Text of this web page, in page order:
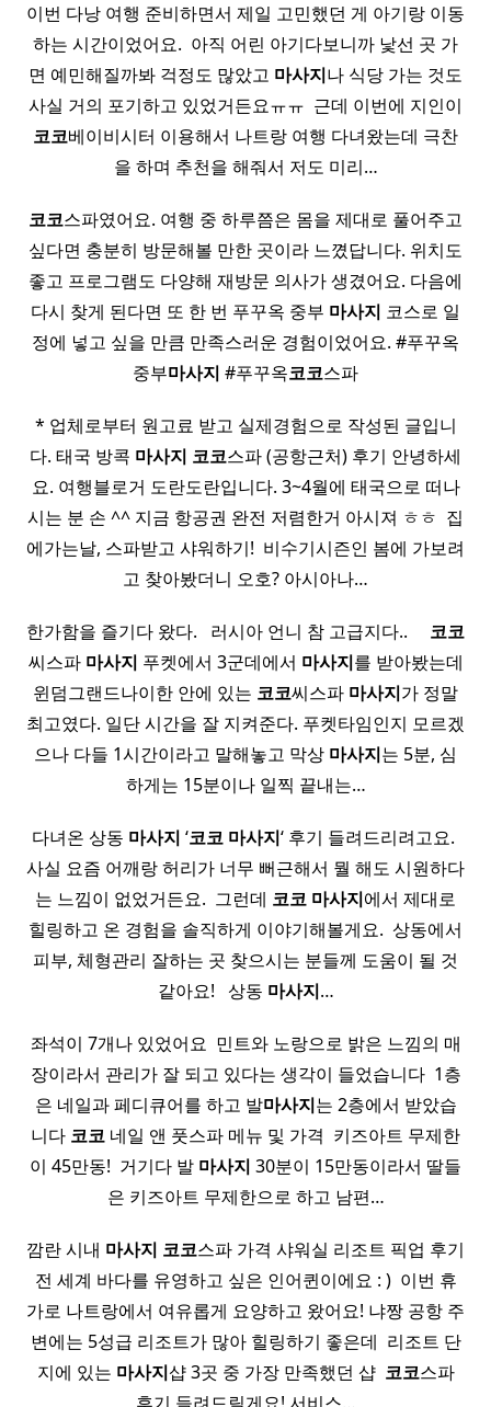
이번 다낭 여행 준비하면서 제일 고민했던 게 아기랑 이동
하는 시간이었어요. ​ 아직 어린 아기다보니까 낯선 곳 가
면 예민해질까봐 걱정도 많았고 마사지나 식당 가는 것도
사실 거의 포기하고 있었거든요ㅠㅠ ​ 근데 이번에 지인이
코코베이비시터 이용해서 나트랑 여행 다녀왔는데 극찬
을 하며 추천을 해줘서 저도 미리…
코코스파였어요. 여행 중 하루쯤은 몸을 제대로 풀어주고
싶다면 충분히 방문해볼 만한 곳이라 느꼈답니다. 위치도
좋고 프로그램도 다양해 재방문 의사가 생겼어요. 다음에
다시 찾게 된다면 또 한 번 푸꾸옥 중부 마사지 코스로 일
정에 넣고 싶을 만큼 만족스러운 경험이었어요. #푸꾸옥
중부마사지 #푸꾸옥코코스파
* 업체로부터 원고료 받고 실제경험으로 작성된 글입니
다. 태국 방콕 마사지 코코스파 (공항근처) 후기 안녕하세
요. 여행블로거 도란도란입니다. 3~4월에 태국으로 떠나
시는 분 손 ^^ 지금 항공권 완전 저렴한거 아시져 ㅎㅎ ​ 집
에가는날, 스파받고 샤워하기! ​ 비수기시즌인 봄에 가보려
고 찾아봤더니 오호? 아시아나…
한가함을 즐기다 왔다. ​ ​ 러시아 언니 참 고급지다.. ​ ​ ​ ​ 코코
씨스파 마사지 푸켓에서 3군데에서 마사지를 받아봤는데
윈덤그랜드나이한 안에 있는 코코씨스파 마사지가 정말
최고였다. 일단 시간을 잘 지켜준다. 푸켓타임인지 모르겠
으나 다들 1시간이라고 말해놓고 막상 마사지는 5분, 심
하게는 15분이나 일찍 끝내는…
다녀온 상동 마사지 ‘코코 마사지‘ 후기 들려드리려고요. ​
사실 요즘 어깨랑 허리가 너무 뻐근해서 뭘 해도 시원하다
는 느낌이 없었거든요. ​ 그런데 코코 마사지에서 제대로
힐링하고 온 경험을 솔직하게 이야기해볼게요. ​ 상동에서
피부, 체형관리 잘하는 곳 찾으시는 분들께 도움이 될 것
같아요! ​ ​ 상동 마사지…
좌석이 7개나 있었어요 ​ 민트와 노랑으로 밝은 느낌의 매
장이라서 관리가 잘 되고 있다는 생각이 들었습니다 ​ 1층
은 네일과 페디큐어를 하고 발마사지는 2층에서 받았습
니다 코코 네일 앤 풋스파 메뉴 및 가격 ​ 키즈아트 무제한
이 45만동! ​ 거기다 발 마사지 30분이 15만동이라서 딸들
은 키즈아트 무제한으로 하고 남편…
깜란 시내 마사지 코코스파 가격 샤워실 리조트 픽업 후기
전 세계 바다를 유영하고 싶은 인어퀸이에요 : ) ​ 이번 휴
가로 나트랑에서 여유롭게 요양하고 왔어요! 냐짱 공항 주
변에는 5성급 리조트가 많아 힐링하기 좋은데 ​ 리조트 단
지에 있는 마사지샵 3곳 중 가장 만족했던 샵 ​ 코코스파